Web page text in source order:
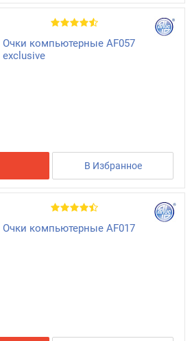
Очки компьютерные AF057
exclusive
В Избранное
Очки компьютерные AF017